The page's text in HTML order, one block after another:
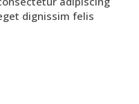
dignissim felis